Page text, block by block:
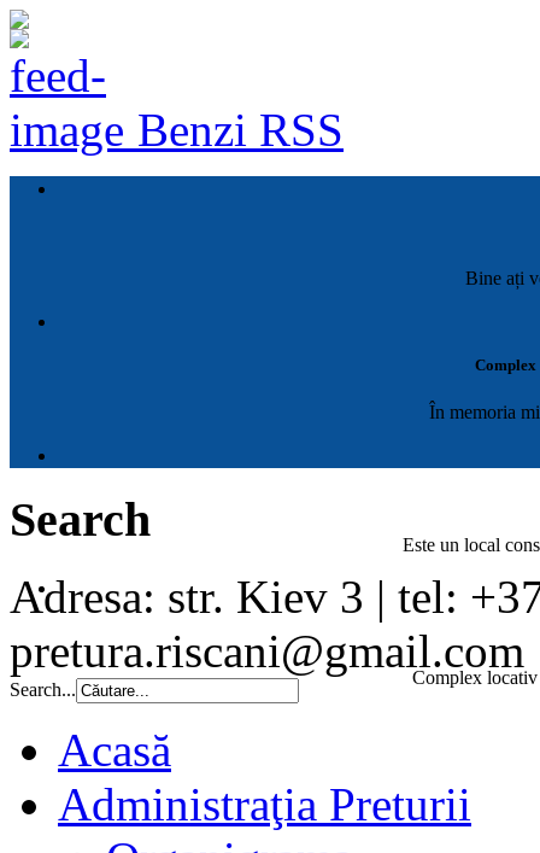
Benzi RSS
Bine ați
În memoria
Este un local
Complex
Search
Adresa: str. Kiev 3 | tel:
pretura.riscani@gmail.com
Search...
Acasă
Administraţia Preturii